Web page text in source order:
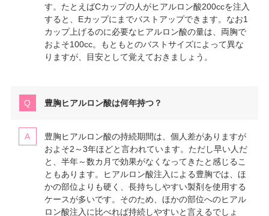
す。たとえばCカップの人がヒアルロン酸200ccを注入
すると、Eカップにまでバストアップできます。なお1
カップ上げるのに必要なヒアルロン酸の量は、両胸で
およそ100cc。もともとのバストサイズによって異な
りますが、目安として覚えておきましょう。
豊胸ヒアルロン酸は何年持つ？
豊胸ヒアルロン酸の持続期間は、個人差がありますが
およそ2～3年ほどと言われています。ただし早い人だ
と、半年～数カ月で効果がなくなってきたと感じるこ
ともあります。ヒアルロン酸注入による豊胸では、ほ
かの部位よりも硬く、長持ちしやすい製剤を使用する
ケースが多いです。そのため、ほかの部位へのヒアル
ロン酸注入に比べれば持続しやすいと言えるでしょ